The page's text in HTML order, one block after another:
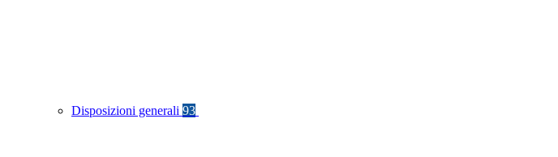
Disposizioni generali 93